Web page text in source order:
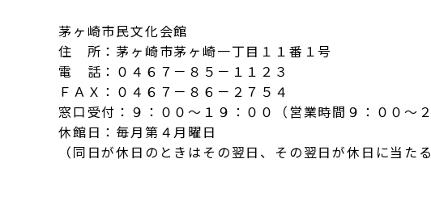
茅ヶ崎市民文化会館
住 所：茅ヶ崎市茅ヶ崎一丁目１１番１号
電 話：０４６７－８５－１１２３
ＦＡＸ：０４６７－８６－２７５４
窓口受付：９：００～１９：００（営業時間９：００～２
休館日：毎月第４月曜日
（同日が休日のときはその翌日、その翌日が休日に当た